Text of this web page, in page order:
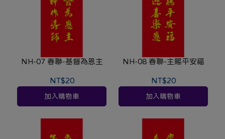
NH-07 春聯-基督為恩主
NT$20
加入購物車
NH-08 春聯-主賜平安福
NT$20
加入購物車